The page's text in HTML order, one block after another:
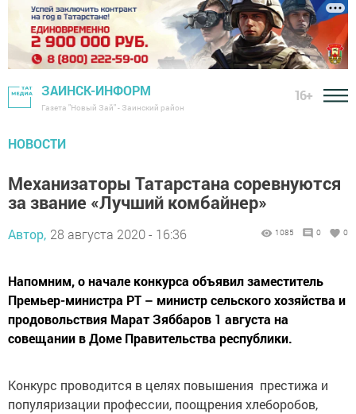
ЗАИНСК-ИНФОРМ
Газета "Новый Зай" - Заинский район
16+
НОВОСТИ
Механизаторы Татарстана соревнуются
за звание «Лучший комбайнер»
Автор, 28 августа 2020 - 16:36 1085 0 0
Напомним, о начале конкурса объявил заместитель
Премьер-министра РТ – министр сельского хозяйства и
продовольствия Марат Зяббаров 1 августа на
совещании в Доме Правительства республики.
Конкурс проводится в целях повышения престижа и
популяризации профессии, поощрения хлеборобов,